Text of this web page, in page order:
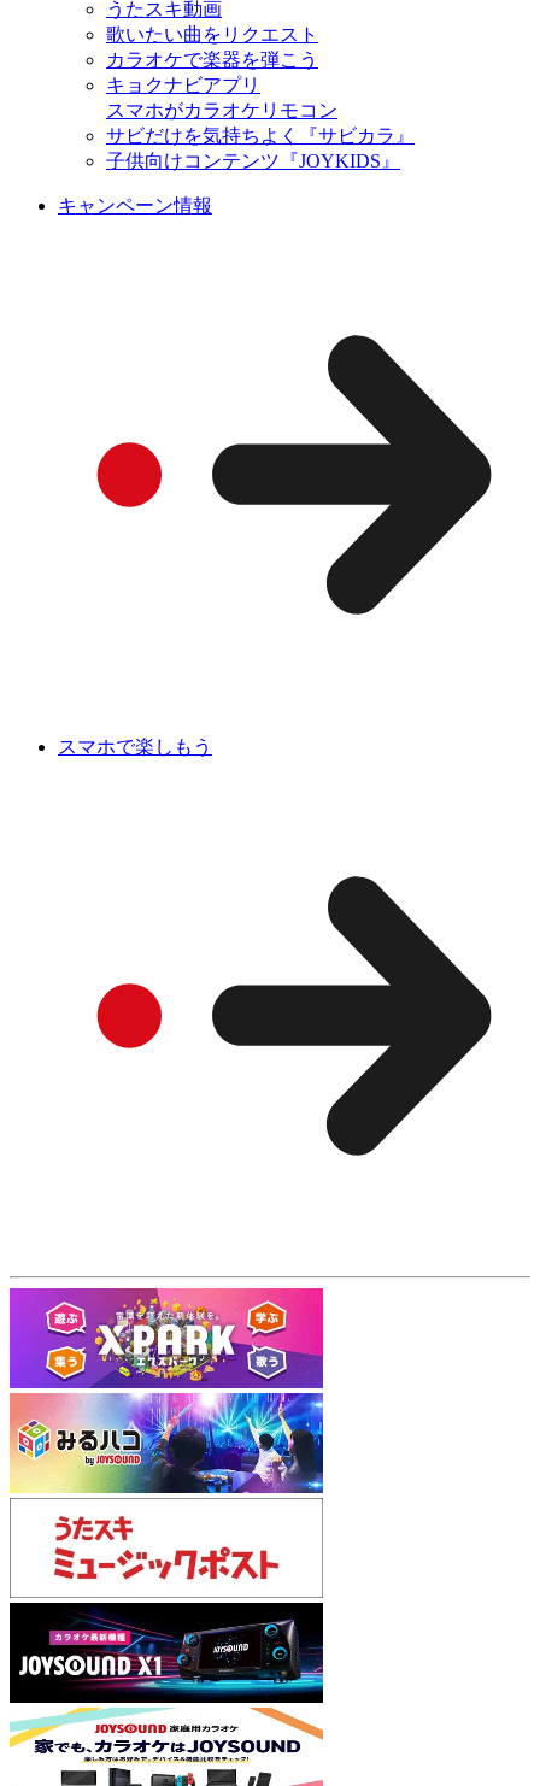
うたスキ動画
歌いたい曲をリクエスト
カラオケで楽器を弾こう
キョクナビアプリ
スマホがカラオケリモコン
サビだけを気持ちよく『サビカラ』
子供向けコンテンツ『JOYKIDS』
キャンペーン情報
スマホで楽しもう